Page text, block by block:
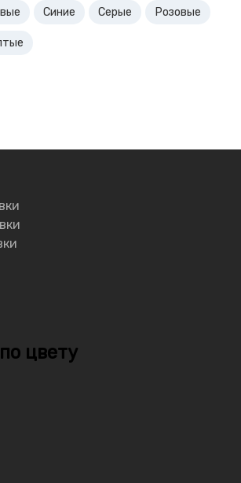
Синие Серые Розовые
цвету